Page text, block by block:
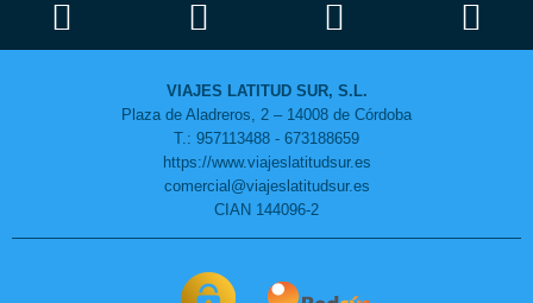
VIAJES LATITUD SUR, S.L.
Plaza de Aladreros, 2 – 14008 de Córdoba
T.: 957113488 - 673188659
https://www.viajeslatitudsur.es
comercial@viajeslatitudsur.es
CIAN 144096-2